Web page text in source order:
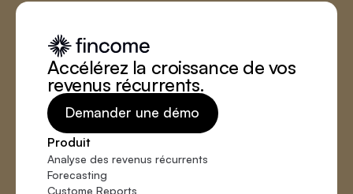
Accélérez la croissance de vos
revenus récurrents.
Demander une démo
Produit
Analyse des revenus récurrents
Forecasting
Custome Reports